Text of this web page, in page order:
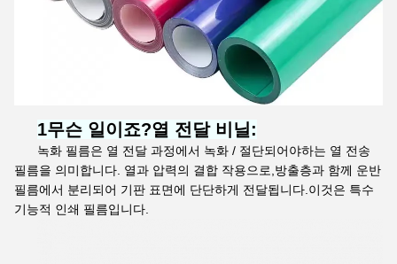
1무슨 일이죠?열 전달 비닐 :
녹화 필름은 열 전달 과정에서 녹화 / 절단되어야하는 열 전송
필름을 의미합니다. 열과 압력의 결합 작용으로,방출층과 함께 운반
필름에서 분리되어 기판 표면에 단단하게 전달됩니다.이것은 특수
기능적 인쇄 필름입니다.